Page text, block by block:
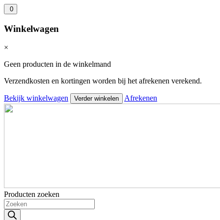
0
Winkelwagen
×
Geen producten in de winkelmand
Verzendkosten en kortingen worden bij het afrekenen verekend.
Bekijk winkelwagen Verder winkelen Afrekenen
Producten zoeken